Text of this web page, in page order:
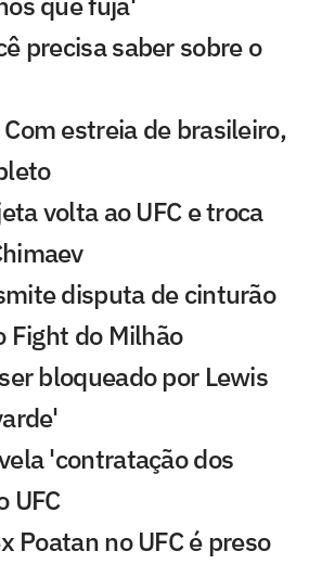
precisa saber sobre o
estreia de brasileiro,
volta ao UFC e troca
disputa de cinturão
Fight do Milhão
bloqueado por Lewis
'contratação dos
UFC
Poatan no UFC é preso